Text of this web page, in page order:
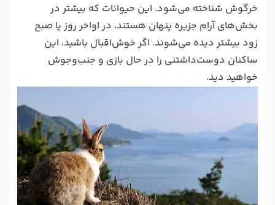
خرگوش شناخته می‌شود. این حیوانات که بیشتر در
بخش‌های آرام جزیره پنهان‌ هستند، در اواخر روز یا صبح
زود بیشتر دیده می‌شوند. اگر خوش‌اقبال باشید، این
ساکنان دوست‌داشتنی را در حال بازی و جنب‌وجوش
خواهید دید.